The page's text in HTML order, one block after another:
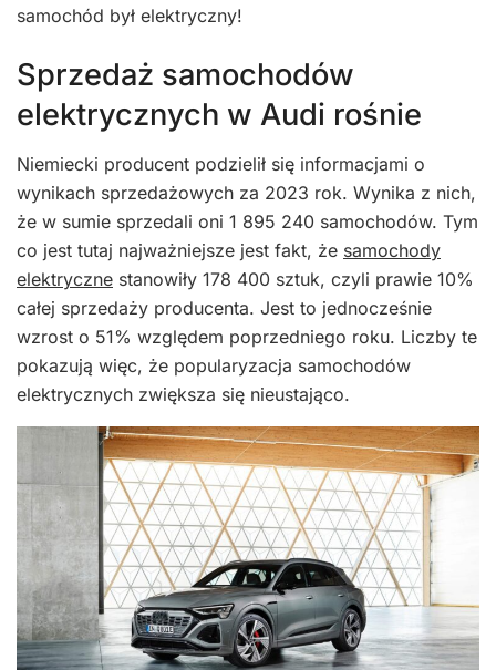
samochód był elektryczny!
Sprzedaż samochodów
elektrycznych w Audi rośnie
Niemiecki producent podzielił się informacjami o
wynikach sprzedażowych za 2023 rok. Wynika z nich,
że w sumie sprzedali oni 1 895 240 samochodów. Tym
co jest tutaj najważniejsze jest fakt, że samochody
elektryczne stanowiły 178 400 sztuk, czyli prawie 10%
całej sprzedaży producenta. Jest to jednocześnie
wzrost o 51% względem poprzedniego roku. Liczby te
pokazują więc, że popularyzacja samochodów
elektrycznych zwiększa się nieustająco.